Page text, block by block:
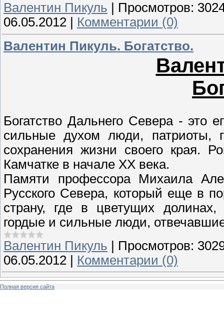
Валентин Пикуль
Просмотров:
06.05.2012
Комментарии (0)
Валентин Пикуль. Богатство.
Богатство Дальнего Севера - это
сильные духом люди, патриоты,
сохранения жизни своего края.
Камчатке в начале XX века.
Памяти профессора Михаила
Русского Севера, который еще в
страну, где в цветущих
гордые и сильные люди,
Валентин Пикуль
Просмотров:
06.05.2012
Комментарии (0)
Полная версия сайта